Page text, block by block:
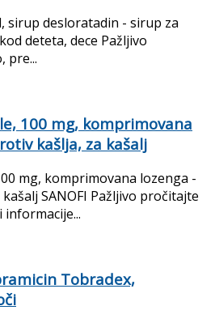
sirup desloratadin - sirup za
deteta, dece Pažljivo
pre...
100 mg, komprimovana
kašlja, za kašalj
mg, komprimovana lozenga -
SANOFI Pažljivo pročitajte
Tobradex,